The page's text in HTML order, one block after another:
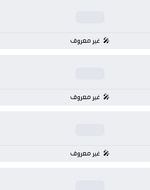
غير معروف
غير معروف
غير معروف